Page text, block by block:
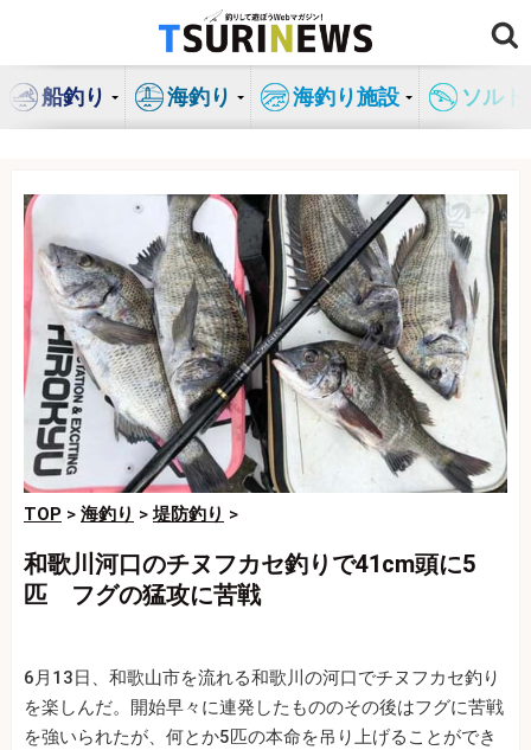
ン
船釣り 海釣り 海釣り施設 ソル
TOP > 海釣り >堤防釣り >
和歌川河口のチヌフカセ釣りで41cm頭に5
匹 フグの猛攻に苦戦
6月13日、和歌山市を流れる和歌川の河口でチヌフカセ釣り
を楽しんだ。開始早々に連発したもののその後はフグに苦戦
を強いられたが、何とか5匹の本命を吊り上げることができ